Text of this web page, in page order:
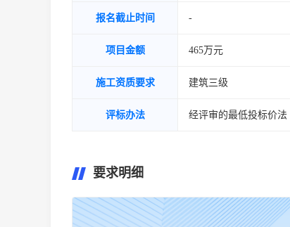
报名截止时间 -
项目金额 465万元
施工资质要求 建筑三级
评标办法 经评审的最低投标价法
要求明细